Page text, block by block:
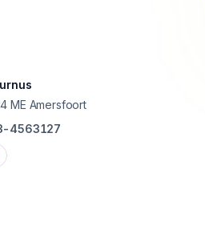
ME Amersfoort
4563127